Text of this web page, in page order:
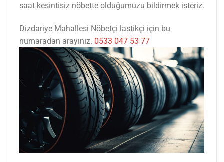
saat kesintisiz nöbette olduğumuzu bildirmek isteriz.
Dizdariye Mahallesi Nöbetçi lastikçi için bu
numaradan arayınız. 0533 047 53 77